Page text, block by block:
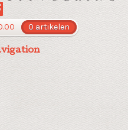
0 artikelen